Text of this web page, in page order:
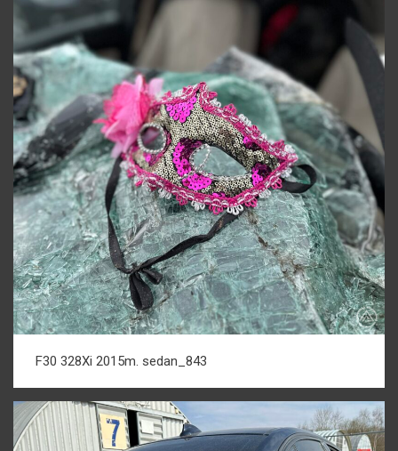
F30 328Xi 2015m. sedan_843